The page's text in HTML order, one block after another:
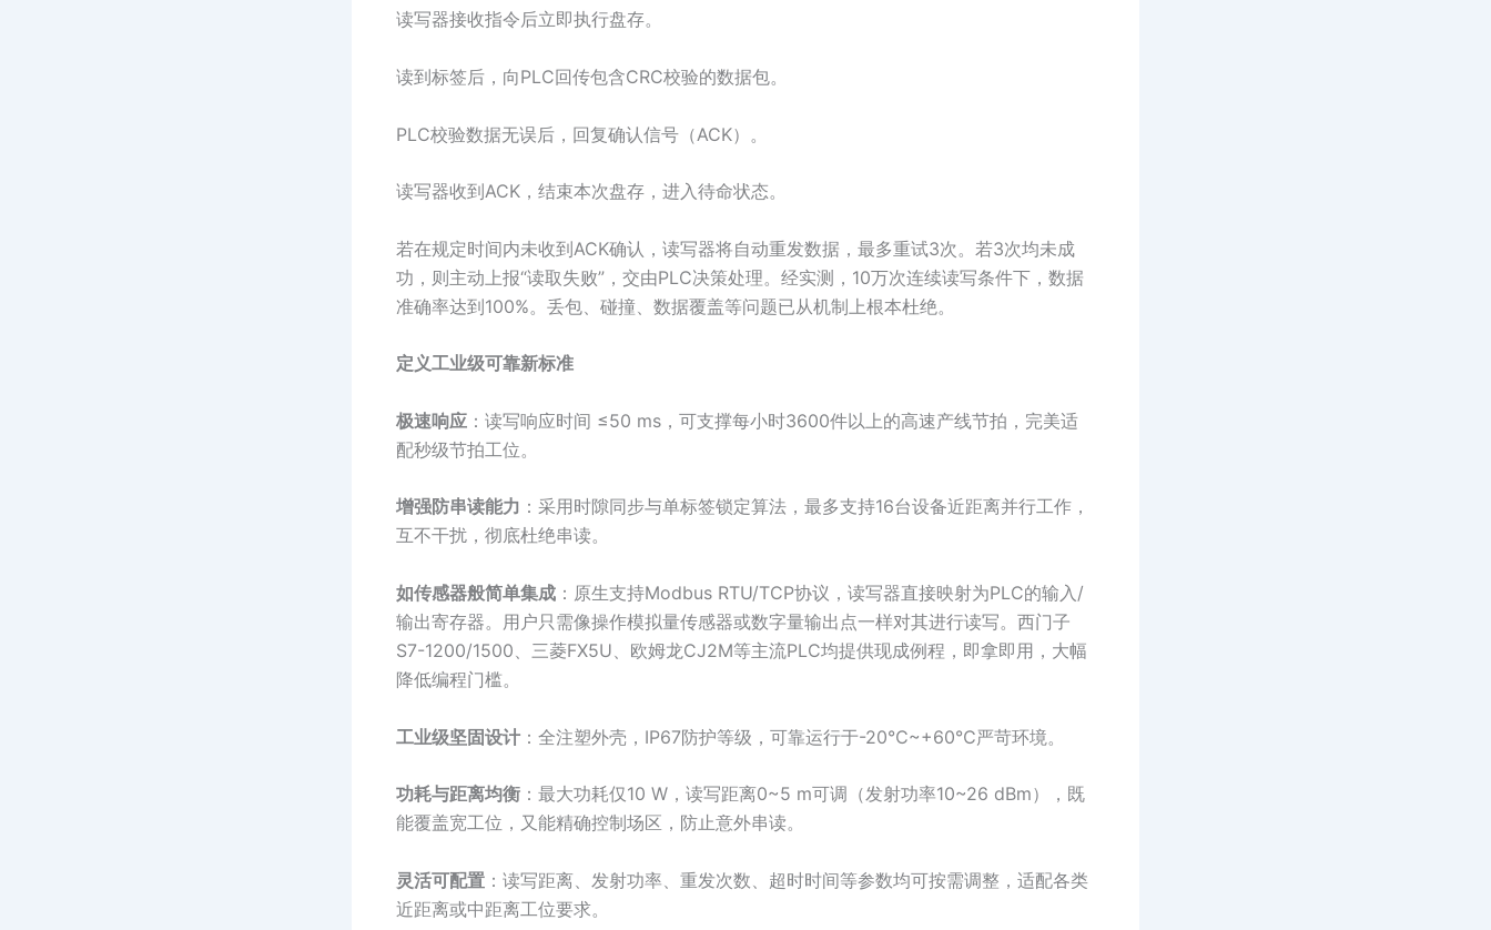
读写器接收指令后立即执行盘存。
读到标签后，向PLC回传包含CRC校验的数据包。
PLC校验数据无误后，回复确认信号（ACK）。
读写器收到ACK，结束本次盘存，进入待命状态。
若在规定时间内未收到ACK确认，读写器将自动重发数据，最多重试3次。若3次均未成
功，则主动上报“读取失败”，交由PLC决策处理。经实测，10万次连续读写条件下，数据
准确率达到100%。丢包、碰撞、数据覆盖等问题已从机制上根本杜绝。
定义工业级可靠新标准
极速响应 ：读写响应时间 ≤50 ms，可支撑每小时3600件以上的高速产线节拍，完美适
配秒级节拍工位。
增强防串读能力 ：采用时隙同步与单标签锁定算法，最多支持16台设备近距离并行工作，
互不干扰，彻底杜绝串读。
如传感器般简单集成 ：原生支持Modbus RTU/TCP协议，读写器直接映射为PLC的输入/
输出寄存器。用户只需像操作模拟量传感器或数字量输出点一样对其进行读写。西门子
S7-1200/1500、三菱FX5U、欧姆龙CJ2M等主流PLC均提供现成例程，即拿即用，大幅
降低编程门槛。
工业级坚固设计 ：全注塑外壳，IP67防护等级，可靠运行于-20℃~+60℃严苛环境。
功耗与距离均衡 ：最大功耗仅10 W，读写距离0~5 m可调（发射功率10~26 dBm），既
能覆盖宽工位，又能精确控制场区，防止意外串读。
灵活可配置 ：读写距离、发射功率、重发次数、超时时间等参数均可按需调整，适配各类
近距离或中距离工位要求。